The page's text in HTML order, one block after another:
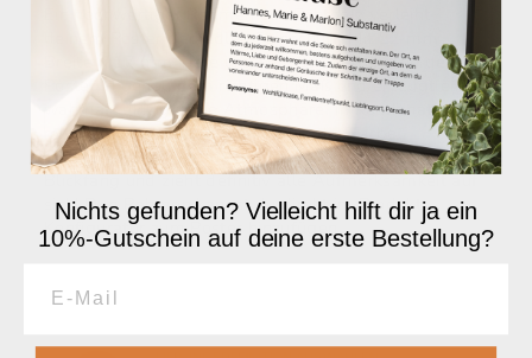
Ein hochwertiger Rahmen aus Echtholz verleiht
deinem Poster den edlen Feinschliff. Mit 22 mm
Breite x 17 mm Tiefe umschließt der Rahmen dein
Poster in genau dem richtigen Maß und erzeugt eine
wahrhaft einzigartige Atmosphäre. In Kombination
mit einem passenden Rahmen in der Farbe
„Edelschwarz“ wird dein Poster zu einem echten
Blickfang und zieht definitiv alle Aufmerksamkeit auf
sich! Den Rahmen kannst du direkt im Produkt-
Konfigurator zum Poster hinzufügen.
Nichts gefunden? Vielleicht hilft dir ja ein
10%-Gutschein auf deine erste Bestellung?